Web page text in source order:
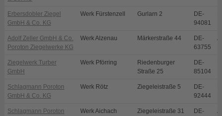
Erbersdobler Ziegel
GmbH & Co. KG
Werk Fürstenzell Gurlarn 2
DE-
94081
Adolf Zeller GmbH & Co.
Poroton Ziegelwerke KG
Werk Alzenau Märkerstraße 44
DE-
63755
Ziegelwerk Turber
GmbH
Werk Pförring
Riedenburger
Straße 25
DE-
85104
Schlagmann Poroton
GmbH & Co. KG
Werk Rötz Ziegeleistraße 5
DE-
92444
Schlagmann Poroton
Werk Aichach Ziegeleistraße 31
DE-